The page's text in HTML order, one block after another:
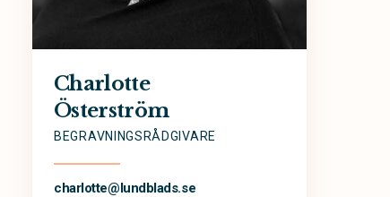
Charlotte
Österström
BEGRAVNINGSRÅDGIVARE
charlotte@lundblads.se